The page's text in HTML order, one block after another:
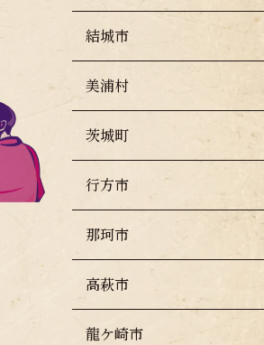
結城市
美浦村
茨城町
行方市
那珂市
高萩市
龍ケ崎市